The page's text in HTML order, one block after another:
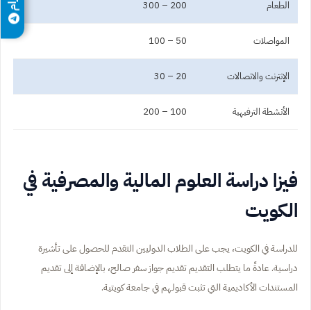
الطعام 200 – 300
المواصلات 50 – 100
الإنترنت والاتصالات 20 – 30
الأنشطة الترفيهية 100 – 200
فيزا دراسة العلوم المالية والمصرفية في
الكويت
للدراسة في الكويت، يجب على الطلاب الدوليين التقدم للحصول على تأشيرة
دراسية. عادةً ما يتطلب التقديم تقديم جواز سفر صالح، بالإضافة إلى تقديم
المستندات الأكاديمية التي تثبت قبولهم في جامعة كويتية.